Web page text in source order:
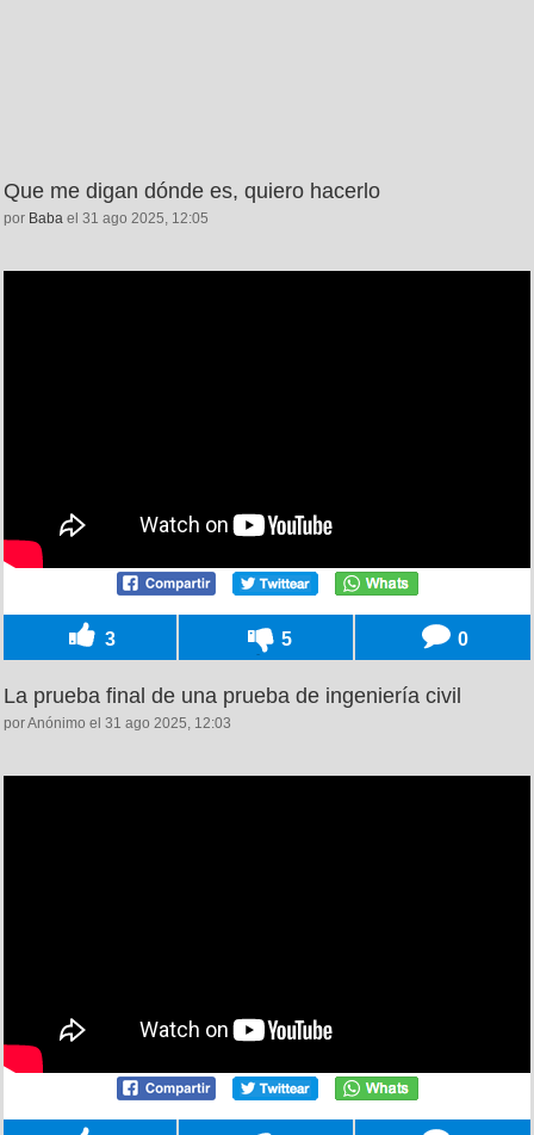
Que me digan dónde es, quiero hacerlo
por Baba el 31 ago 2025, 12:05
3 5 0
La prueba final de una prueba de ingeniería civil
por Anónimo el 31 ago 2025, 12:03